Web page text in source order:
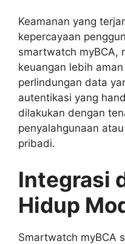
Keamanan yang
kepercayaan
smartwatch myBCA,
keuangan lebih
perlindungan data
autentikasi yang
dilakukan dengan
penyalahgunaan
pribadi.
Integrasi
Hidup
Smartwatch myBCA